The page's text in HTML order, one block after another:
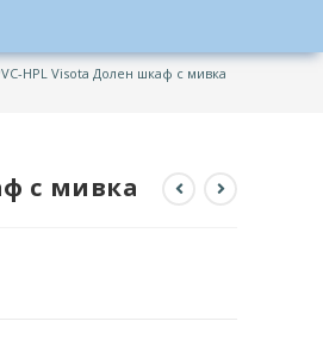
HPL Visota Долен шкаф с мивка
с мивка